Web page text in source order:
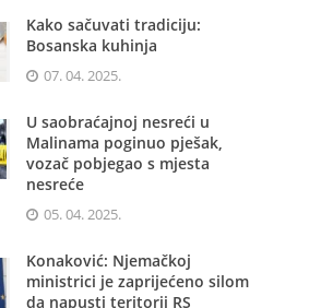
Kako sačuvati tradiciju:
Bosanska kuhinja
07. 04. 2025.
U saobraćajnoj nesreći u
Malinama poginuo pješak,
vozač pobjegao s mjesta
nesreće
05. 04. 2025.
Konaković: Njemačkoj
ministrici je zaprijećeno silom
da napusti teritorij RS